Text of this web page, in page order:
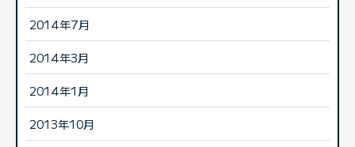
2014年7月
2014年3月
2014年1月
2013年10月